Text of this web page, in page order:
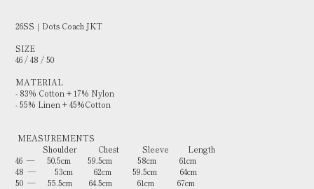
26SS｜Dots Coach JKT
SIZE
46 / 48 / 50
MATERIAL
- 83% Cotton + 17% Nylon
- 55% Linen + 45%Cotton
MEASUREMENTS
Shoulder Chest Sleeve Length
46 — 50.5cm 59.5cm 58cm 61cm
48 — 53cm 62cm 59.5cm 64cm
50 — 55.5cm 64.5cm 61cm 67cm